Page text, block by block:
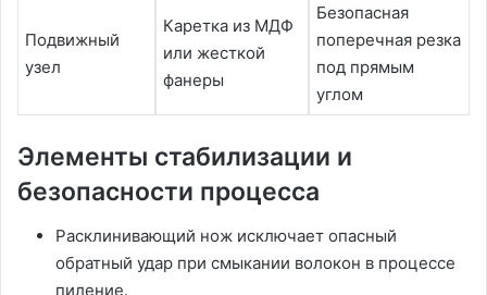
Подвижный
узел
Каретка из МДФ
или жесткой
фанеры
Безопасная
поперечная резка
под прямым
углом
Элементы стабилизации и
безопасности процесса
Расклинивающий нож исключает опасный
обратный удар при смыкании волокон в процессе
пиление.